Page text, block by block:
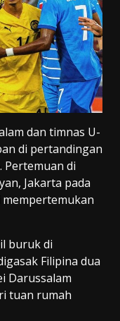
dan timnas U-
di pertandingan
Pertemuan di
Jakarta pada
mempertemukan
buruk di
Filipina dua
Darussalam
tuan rumah